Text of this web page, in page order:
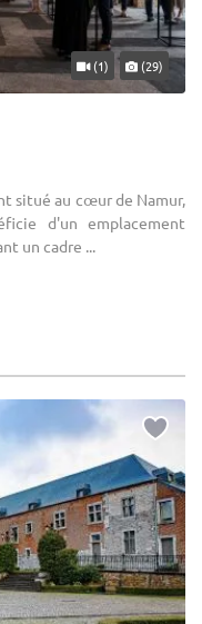
(1) (29)
situé au cœur de Namur,
d'un emplacement
un cadre ...